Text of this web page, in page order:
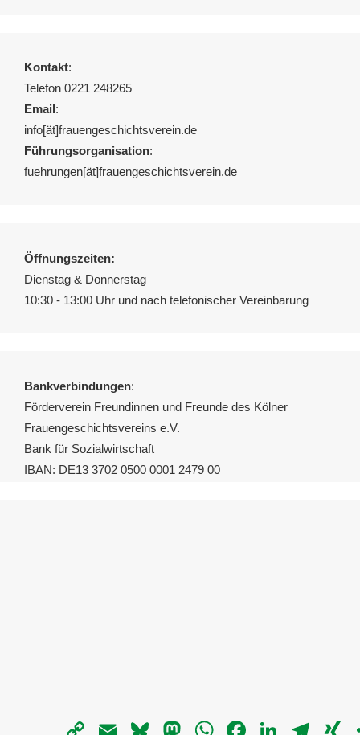
Kontakt:
Telefon 0221 248265
Email:
info[ät]frauengeschichtsverein.de
Führungsorganisation:
fuehrungen[ät]frauengeschichtsverein.de
Öffnungszeiten:
Dienstag & Donnerstag
10:30 - 13:00 Uhr und nach telefonischer Vereinbarung
Bankverbindungen:
Förderverein Freundinnen und Freunde des Kölner
Frauengeschichtsvereins e.V.
Bank für Sozialwirtschaft
IBAN: DE13 3702 0500 0001 2479 00
Copy
Email Bluesky MastodonWhatsAppFacebookLinkedIn